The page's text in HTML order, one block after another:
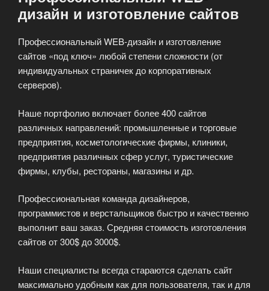
дизайн и изготовление сайтов
Профессиональный WEB-дизайн и изготовление
сайтов «под ключ» любой степени сложности (от
индивидуальных страничек до корпоративных
серверов).
Наше портфолио включает более 400 сайтов
различных направлений: промышленные и торговые
предприятия, косметологические фирмы, клиники,
предприятия различных сфер услуг, туристические
фирмы, клубы, рестораны, магазины и др.
Профессиональная команда дизайнеров,
программистов и верстальщиков быстро и качественно
выполнит ваш заказ. Средняя стоимость изготовления
сайтов от 300$ до 3000$.
Наши специалисты всегда стараются сделать сайт
максимально удобным как для пользователя, так и для